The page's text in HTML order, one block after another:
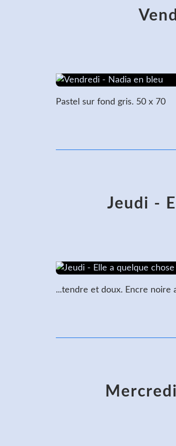
Pastel sur fond gris. 50 x 70
Jeudi -
...tendre et doux. Encre noire